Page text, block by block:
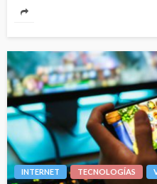
INTERNET TECNOLOGÍAS